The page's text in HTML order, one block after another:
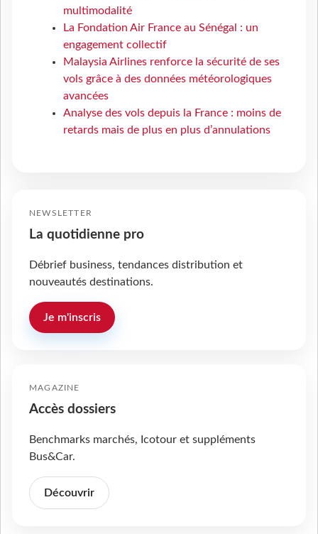
multimodalité
La Fondation Air France au Sénégal : un
engagement collectif
Malaysia Airlines renforce la sécurité de ses
vols grâce à des données météorologiques
avancées
Analyse des vols depuis la France : moins de
retards mais de plus en plus d’annulations
NEWSLETTER
La quotidienne pro
Débrief business, tendances distribution et
nouveautés destinations.
Je m'inscris
MAGAZINE
Accès dossiers
Benchmarks marchés, Icotour et suppléments
Bus&Car.
Découvrir